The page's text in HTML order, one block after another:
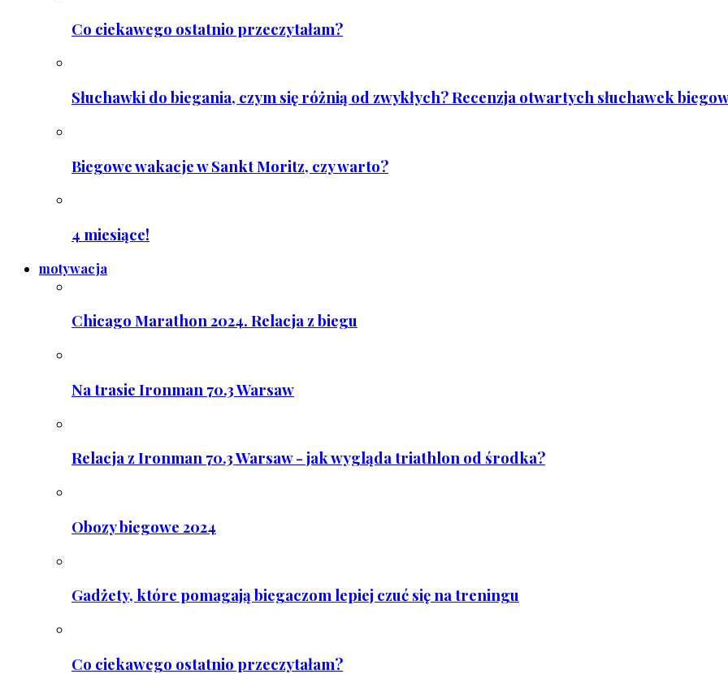
Co ciekawego ostatnio przeczytałam?
Słuchawki do biegania, czym się różnią od zwykłych? Recenzja otwartych słuchawek
Biegowe wakacje w Sankt Moritz, czy warto?
4 miesiące!
motywacja
Chicago Marathon 2024. Relacja z biegu
Na trasie Ironman 70.3 Warsaw
Relacja z Ironman 70.3 Warsaw - jak wygląda triathlon od środka?
Obozy biegowe 2024
Gadżety, które pomagają biegaczom lepiej czuć się na treningu
Co ciekawego ostatnio przeczytałam?